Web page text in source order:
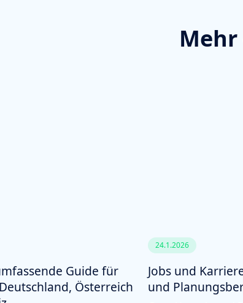
Guide für
Österreich
24.1.2026
Jobs und
und